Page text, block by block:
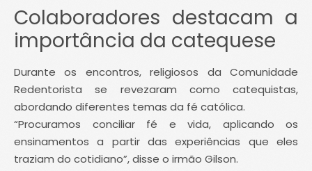
Colaboradores destacam a
importância da catequese
Durante os encontros, religiosos da Comunidade
Redentorista se revezaram como catequistas,
abordando diferentes temas da fé católica.
“Procuramos conciliar fé e vida, aplicando os
ensinamentos a partir das experiências que eles
traziam do cotidiano”, disse o irmão Gilson.